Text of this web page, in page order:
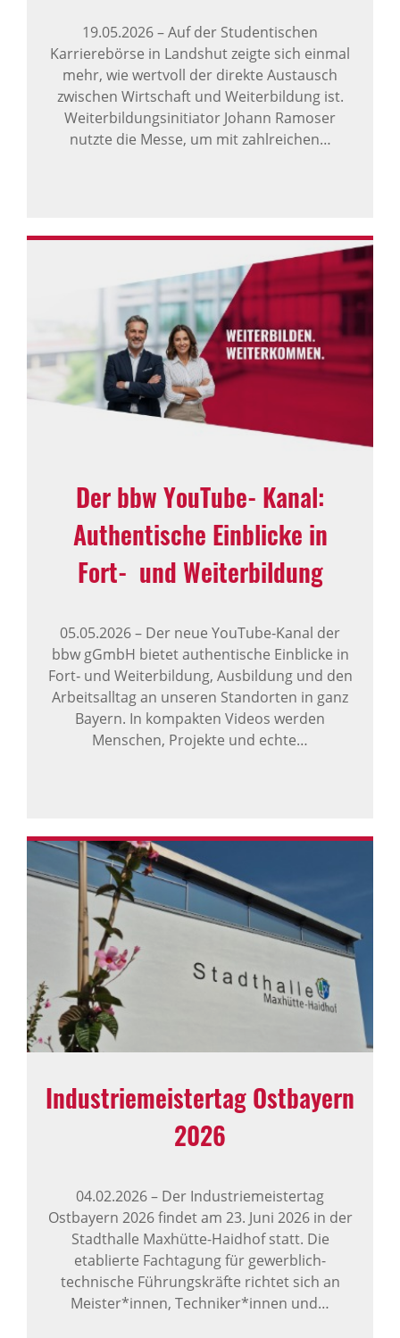
19.05.2026–Auf der Studentischen
Karrierebörse in Landshut zeigte sich einmal
mehr, wie wertvoll der direkte Austausch
zwischen Wirtschaft und Weiterbildung ist.
Weiterbildungsinitiator Johann Ramoser
nutzte die Messe, um mit zahlreichen…
Der bbw YouTube‑Kanal:
Authentische Einblicke in
Fort‑ und Weiterbildung
05.05.2026– Der neue YouTube‑Kanal der
bbw gGmbH bietet authentische Einblicke in
Fort‑ und Weiterbildung, Ausbildung und den
Arbeitsalltag an unseren Standorten in ganz
Bayern. In kompakten Videos werden
Menschen, Projekte und echte…
Industriemeistertag Ostbayern
2026
04.02.2026– Der Industriemeistertag
Ostbayern 2026 findet am 23. Juni 2026 in der
Stadthalle Maxhütte-Haidhof statt. Die
etablierte Fachtagung für gewerblich-
technische Führungskräfte richtet sich an
Meister*innen, Techniker*innen und…